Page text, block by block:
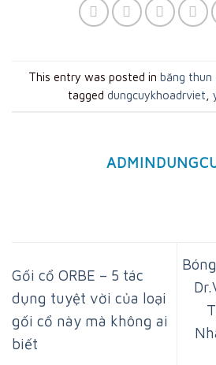
This entry was posted in băng thun
tagged dungcuykhoadrviet
Gối cổ ORBE – 5 tác
dụng tuyệt vời của loại
gối cổ này mà không ai
biết